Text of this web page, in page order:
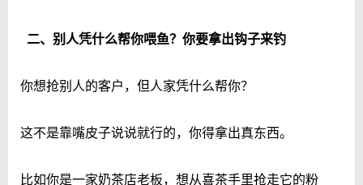
二、别人凭什么帮你喂鱼？你要拿出钩子来钓
你想抢别人的客户，但人家凭什么帮你？
这不是靠嘴皮子说说就行的，你得拿出真东西。
比如你是一家奶茶店老板，想从喜茶手里抢走它的粉